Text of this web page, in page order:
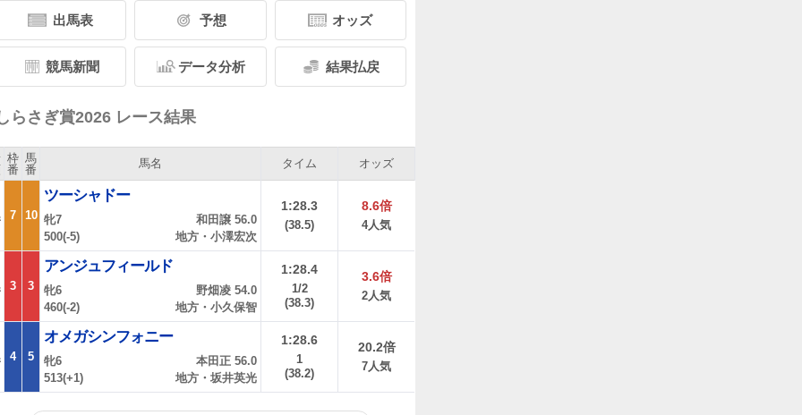
出馬表 予想 オッズ
競馬新聞 データ分析 結果払戻
らさぎ賞2026 レース結果
枠
番
馬
番
馬名 タイム オッズ
7 10
ツーシャドー
牝7
500(-5)
和田譲 56.0
地方・小澤宏次
1:28.3
(38.5)
8.6倍
4人気
3 3
アンジュフィールド
牝6
460(-2)
野畑凌 54.0
地方・小久保智
1:28.4
1/2
(38.3)
3.6倍
2人気
4 5
オメガシンフォニー
牝6
513(+1)
本田正 56.0
地方・坂井英光
1:28.6
1
(38.2)
20.2倍
7人気